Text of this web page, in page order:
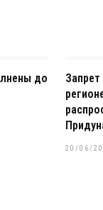
до
20/06/